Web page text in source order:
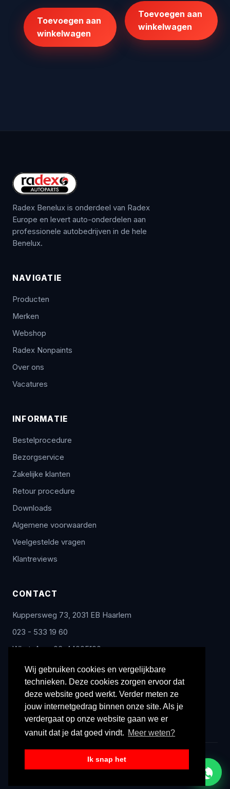
Wij gebruiken cookies en vergelijkbare
technieken. Deze cookies zorgen ervoor dat
deze website goed werkt. Verder meten ze
jouw internetgedrag binnen onze site. Als je
verdergaat op onze website gaan we er
vanuit dat je dat goed vindt. Meer weten?
Ik snap het
€20.072,00.€139,95.
Toevoegen aan
winkelwagen
€875,00.
Toevoegen aan
winkelwagen
Radex Benelux is onderdeel van Radex
Europe en levert auto-onderdelen aan
professionele autobedrijven in de hele
Benelux.
NAVIGATIE
Producten
Merken
Webshop
Radex Nonpaints
Over ons
Vacatures
INFORMATIE
Bestelprocedure
Bezorgservice
Zakelijke klanten
Retour procedure
Downloads
Algemene voorwaarden
Veelgestelde vragen
Klantreviews
CONTACT
Kuppersweg 73, 2031 EB Haarlem
023 - 533 19 60
WhatsApp: 06-44005100
info@radex-benelux.nl
Ma – Vrij: 9:00 – 17:00
© 2026 Radex Benelux. Alle rechten voorbehouden.